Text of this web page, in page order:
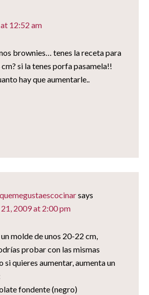
12:52 am
brownies… tenes la receta para
si la tenes porfa pasamela!!
hay que aumentarle..
says
2009 at 2:00 pm
molde de unos 20-22 cm,
probar con las mismas
si quieres aumentar, aumenta un
fondente (negro)